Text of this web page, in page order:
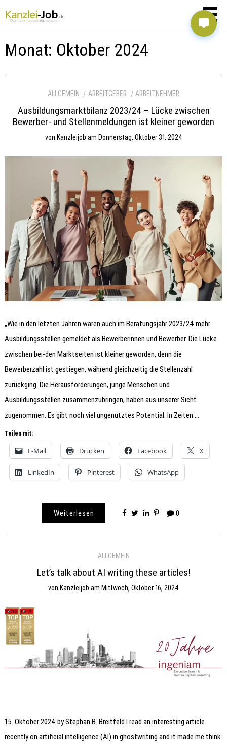
Monat: Oktober 2024
ALLGEMEIN ARBEITGEBER ARBEITNEHMER
Ausbildungsmarktbilanz 2023/24 – Lücke zwischen
Bewerber- und Stellenmeldungen ist kleiner geworden
von Kanzleijob am Donnerstag, Oktober 31, 2024
„Wie in den letzten Jahren waren auch im Beratungsjahr 2023/24 mehr
Ausbildungsstellen gemeldet als Bewerberinnen und Bewerber. Die Lücke
zwischen bei-den Marktseiten ist kleiner geworden, denn die
Bewerberzahl ist gestiegen, während gleichzeitig die Stellenzahl
zurückging. Die Herausforderungen, junge Menschen und
Ausbildungsstellen zusammenzubringen, haben aus unserer Sicht
zugenommen. Es gibt noch viel ungenutztes Potential. In Zeiten …
Teilen mit:
E-Mail Drucken Facebook X
LinkedIn Pinterest WhatsApp
Weiterlesen 0
ALLGEMEIN
Let’s talk about AI writing these articles!
von Kanzleijob am Mittwoch, Oktober 16, 2024
15. Oktober 2024 by Stephan B. Breitfeld I read an interesting article
recently on artificial intelligence (AI) in ghostwriting and it made me think